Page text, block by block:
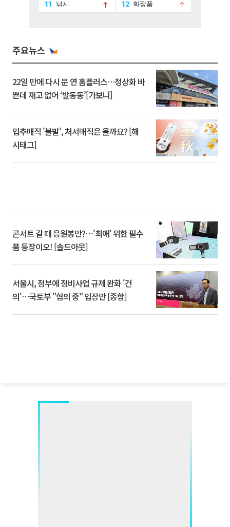
주요뉴스
22일 만에 다시 문 연 홈플러스…정상화 바
쁜데 재고 없어 ‘발동동’[가보니]
입추매직 '불발', 처서매직은 올까요? [해
시태그]
콘서트 갈 때 응원봉만?⋯'최애' 위한 필수
품 등장이오! [솔드아웃]
서울시, 정부에 정비사업 규제 완화 '건
의'⋯국토부 "협의 중" 입장만 [종합]